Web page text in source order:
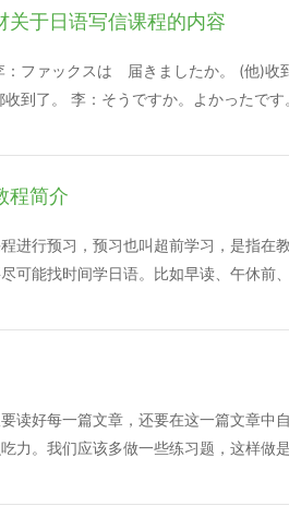
关于日语写信课程的内容
：ファックスは 届きましたか。 (他)
收到了。 李：そうですか。よかったで
李：ありがとう ございます。 谢谢
育结构。如果你还不了解你，但是想
，可以通过这本教材进行更深入的了解。
程简介
进行预习，预习也叫超前学习，是指在
可能找时间学日语。比如早读、午休前
也很实用。比如「幻(まぼろし)」这个
好每一篇文章，还要在这一篇文章中
力。我们应该多做一些练习题，这样做
몇 시입니까? (2) 4:40 지금몇 시